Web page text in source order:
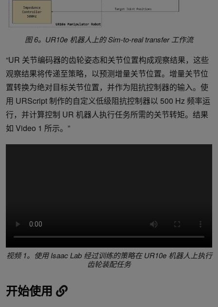
图 6。UR10e 机器人上的 Sim-to-real transfer 工作流
“UR 关节编码器的齿轮姿态和关节位置构成观察结果，这些
观察结果将传递至策略，以预测增量关节位置。增量关节位
置转换为绝对目标关节位置，并作为阻抗控制器的输入。使
用 URScript 制作的自定义低级阻抗控制器以 500 Hz 频率运
行，并计算控制 UR 机器人执行任务所需的关节转矩。结果
如 Video 1 所示。”
视频 1。使用 Isaac Lab 经过训练的策略在 UR10e 机器人上执行
齿轮装配任务
开始使用